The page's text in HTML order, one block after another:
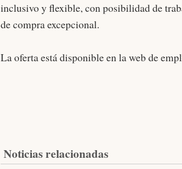
inclusivo y flexible, con posibilidad de
de compra excepcional.
La oferta está disponible en la web de
Noticias relacionadas